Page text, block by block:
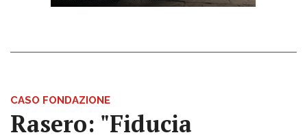
CASO FONDAZIONE
Rasero: "Fiducia